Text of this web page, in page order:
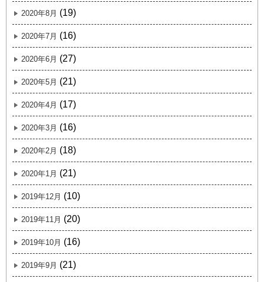
2020年8月 (19)
2020年7月 (16)
2020年6月 (27)
2020年5月 (21)
2020年4月 (17)
2020年3月 (16)
2020年2月 (18)
2020年1月 (21)
2019年12月 (10)
2019年11月 (20)
2019年10月 (16)
2019年9月 (21)